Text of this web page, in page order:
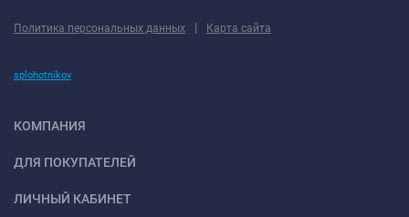
Политика персональных данных | Карта сайта
splohotnikov
КОМПАНИЯ
ДЛЯ ПОКУПАТЕЛЕЙ
ЛИЧНЫЙ КАБИНЕТ